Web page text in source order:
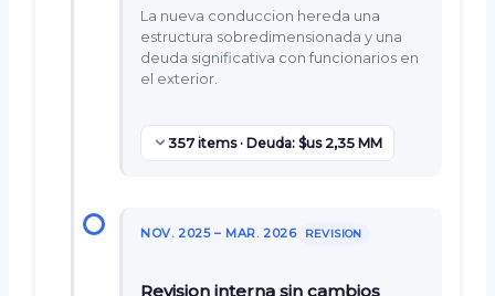
La nueva conduccion hereda una
estructura sobredimensionada y una
deuda significativa con funcionarios en
el exterior.
357 items · Deuda: $us 2,35 MM
NOV. 2025 – MAR. 2026 REVISION
Revision interna sin cambios